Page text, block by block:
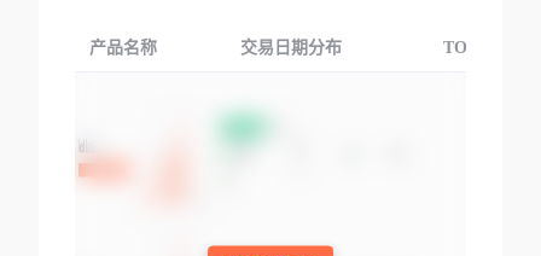
产品名称 交易日期分布 TOP3交易国